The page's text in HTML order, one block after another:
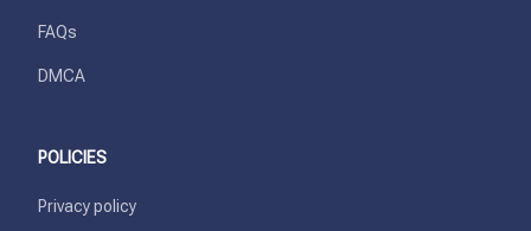
FAQs
DMCA
POLICIES
Privacy policy